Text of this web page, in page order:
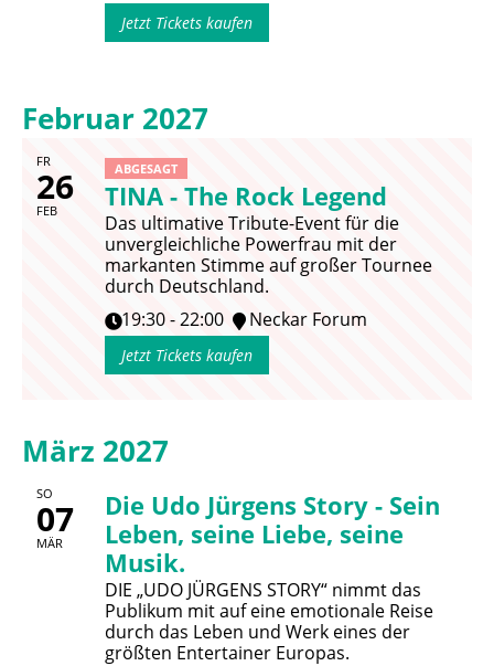
Jetzt Tickets kaufen
Februar 2027
FR
26
FEB
ABGESAGT
TINA - The Rock Legend
Das ultimative Tribute-Event für die
unvergleichliche Powerfrau mit der
markanten Stimme auf großer Tournee
durch Deutschland.
19:30 - 22:00
Neckar Forum
Jetzt Tickets kaufen
März 2027
SO
07
MÄR
Die Udo Jürgens Story - Sein
Leben, seine Liebe, seine
Musik.
DIE „UDO JÜRGENS STORY“ nimmt das
Publikum mit auf eine emotionale Reise
durch das Leben und Werk eines der
größten Entertainer Europas.